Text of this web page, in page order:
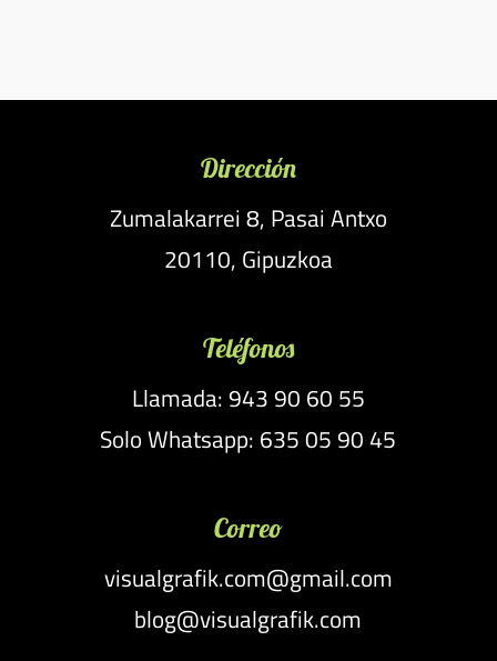
Dirección
Zumalakarrei 8, Pasai Antxo
20110, Gipuzkoa
Teléfonos
Llamada: 943 90 60 55
Solo Whatsapp: 635 05 90 45
Correo
visualgrafik.com@gmail.com
blog@visualgrafik.com